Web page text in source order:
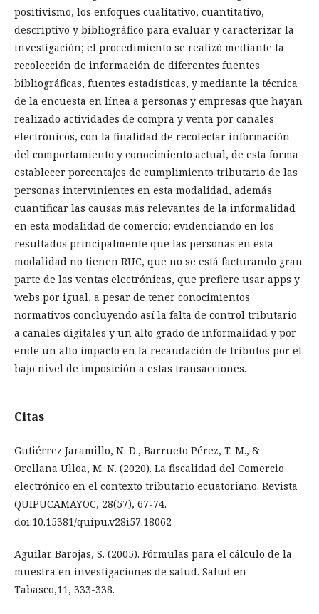
positivismo, los enfoques cualitativo, cuantitativo,
descriptivo y bibliográfico para evaluar y caracterizar la
investigación; el procedimiento se realizó mediante la
recolección de información de diferentes fuentes
bibliográficas, fuentes estadísticas, y mediante la técnica
de la encuesta en línea a personas y empresas que hayan
realizado actividades de compra y venta por canales
electrónicos, con la finalidad de recolectar información
del comportamiento y conocimiento actual, de esta forma
establecer porcentajes de cumplimiento tributario de las
personas intervinientes en esta modalidad, además
cuantificar las causas más relevantes de la informalidad
en esta modalidad de comercio; evidenciando en los
resultados principalmente que las personas en esta
modalidad no tienen RUC, que no se está facturando gran
parte de las ventas electrónicas, que prefiere usar apps y
webs por igual, a pesar de tener conocimientos
normativos concluyendo así la falta de control tributario
a canales digitales y un alto grado de informalidad y por
ende un alto impacto en la recaudación de tributos por el
bajo nivel de imposición a estas transacciones.
Citas
Gutiérrez Jaramillo, N. D., Barrueto Pérez, T. M., &
Orellana Ulloa, M. N. (2020). La fiscalidad del Comercio
electrónico en el contexto tributario ecuatoriano. Revista
QUIPUCAMAYOC, 28(57), 67-74.
doi:10.15381/quipu.v28i57.18062
Aguilar Barojas, S. (2005). Fórmulas para el cálculo de la
muestra en investigaciones de salud. Salud en
Tabasco,11, 333-338.